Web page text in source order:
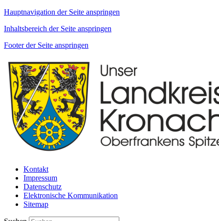
Hauptnavigation der Seite anspringen
Inhaltsbereich der Seite anspringen
Footer der Seite anspringen
Kontakt
Impressum
Datenschutz
Elektronische Kommunikation
Sitemap